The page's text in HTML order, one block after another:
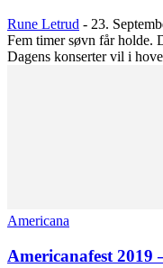
Rune Letrud - 23.
Fem timer søvn får holde.
Dagens konserter vil i
Americana
Americanafest 2019